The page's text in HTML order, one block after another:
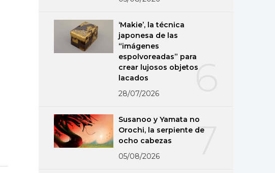
6
‘Makie’, la técnica
japonesa de las
“imágenes
espolvoreadas” para
crear lujosos objetos
lacados
28/07/2026
7
Susanoo y Yamata no
Orochi, la serpiente de
ocho cabezas
05/08/2026